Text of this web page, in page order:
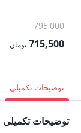
795,000قیمت
اصلی:715,500 تومان
715,500 تومان.
توضیحات تکمیلی
توضیحات تکمیلی